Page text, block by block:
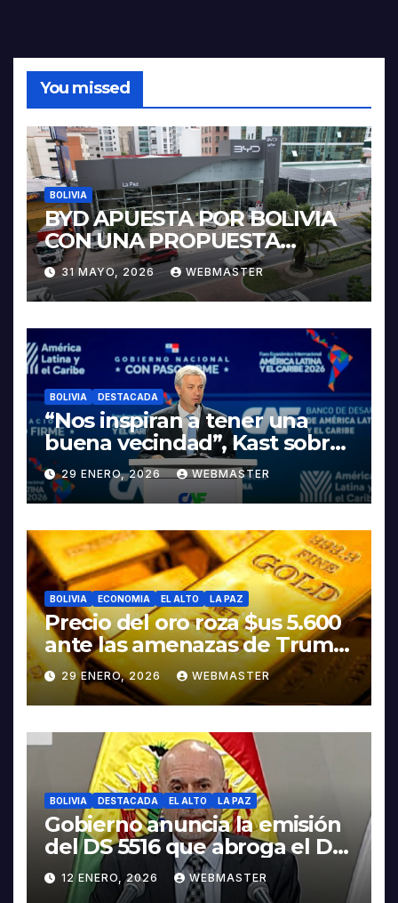
You missed
BOLIVIA
BYD APUESTA POR BOLIVIA
CON UNA PROPUESTA
INTEGRAL PARA IMPULSAR
LA ELECTROMOVILIDAD Y LA
INDUSTRIALIZACIÓN DEL
LITIO
31 MAYO, 2026 WEBMASTER
BOLIVIA DESTACADA
“Nos inspiran a tener una
buena vecindad”, Kast sobre
discurso del presidente
Rodrigo Paz
29 ENERO, 2026 WEBMASTER
BOLIVIA ECONOMIA EL ALTO LA PAZ
Precio del oro roza $us 5.600
ante las amenazas de Trump
contra Irán
29 ENERO, 2026 WEBMASTER
BOLIVIA DESTACADA EL ALTO LA PAZ
Gobierno anuncia la emisión
del DS 5516 que abroga el DS
5503
12 ENERO, 2026 WEBMASTER